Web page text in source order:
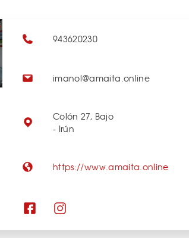
943620230
imanol@amaita.online
Colón 27, Bajo
- Irún
https://www.amaita.online